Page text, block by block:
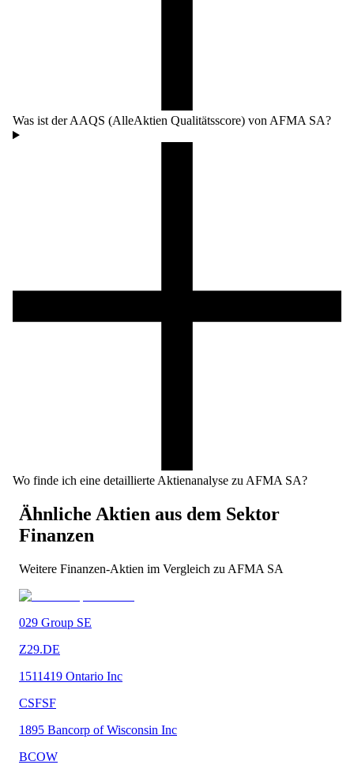
Was ist der AAQS (AlleAktien Qualitätsscore) von AFMA SA?
Wo finde ich eine detaillierte Aktienanalyse zu AFMA SA?
Ähnliche Aktien aus dem Sektor
Finanzen
Weitere Finanzen-Aktien im Vergleich zu AFMA SA
029 Group SE
Z29.DE
1511419 Ontario Inc
CSFSF
1895 Bancorp of Wisconsin Inc
BCOW